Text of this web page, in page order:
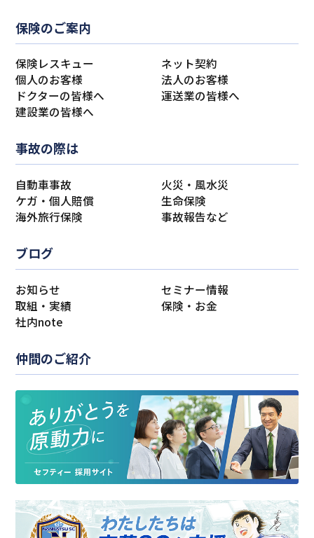
保険のご案内
保険レスキュー
ネット契約
個人のお客様
法人のお客様
ドクターの皆様へ
運送業の皆様へ
建設業の皆様へ
事故の際は
自動車事故
火災・風水災
ケガ・個人賠償
生命保険
海外旅行保険
事故報告など
ブログ
お知らせ
セミナー情報
取組・実績
保険・お金
社内note
仲間のご紹介